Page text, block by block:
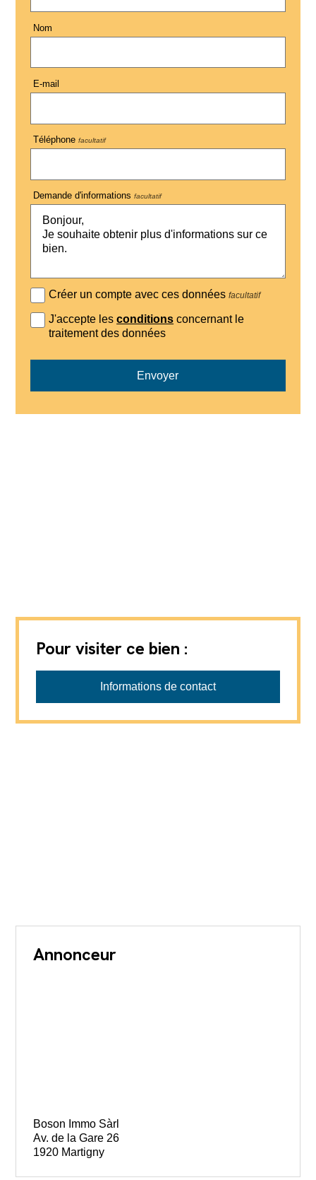
Nom
E-mail
Téléphone facultatif
Demande d'informations facultatif
Créer un compte avec ces donnéesfacultatif
J'accepte lesconditions concernant le
traitement des données
Envoyer
Pour visiter ce bien :
Informations de contact
Annonceur
Boson Immo Sàrl
Av. de la Gare 26
1920 Martigny